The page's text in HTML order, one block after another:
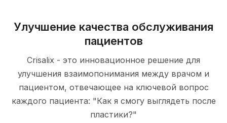
Улучшение качества обслуживания
пациентов
Crisalix - это инновационное решение для
улучшения взаимопонимания между врачом и
пациентом, отвечающее на ключевой вопрос
каждого пациента: "Как я смогу выглядеть после
пластики?"